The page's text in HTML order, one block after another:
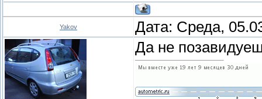
Yakov Дата: Среда,
Да не